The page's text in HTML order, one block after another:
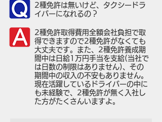
2種免許は無いけど、タクシードラ
イバーになれるの？
2種免許取得費用全額会社負担で取
得できますので2種免許がなくても
大丈夫です。また、2種免許養成期
間中は日給1万円手当を支給(当社で
は日数の制限はありません)、その
期間中の収入の不安もありません。
現在活躍しているドライバーの中に
も未経験で、2種免許が無く入社し
た方がたくさんいますよ。